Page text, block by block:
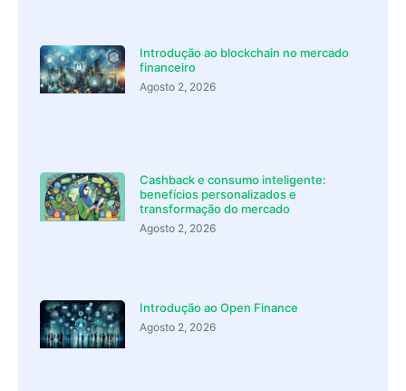
Introdução ao blockchain no mercado
financeiro
Agosto 2, 2026
Cashback e consumo inteligente:
benefícios personalizados e
transformação do mercado
Agosto 2, 2026
Introdução ao Open Finance
Agosto 2, 2026